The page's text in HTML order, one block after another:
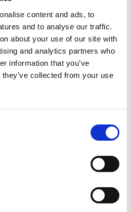
content and ads, to
and to analyse our traffic.
about your use of our site with
and analytics partners who
information that you’ve
collected from your use
sacar aún más partido a
al modelo con datos
a los matices del
lo que garantiza, por un
y, por otro, una
eficiente de los datos de
y eficiente
modelos de IA, esos
gran capacidad de